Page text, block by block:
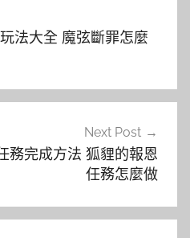
法大全 魔弦斷罪怎麼
Next Post
務完成方法 狐貍的報恩
任務怎麼做